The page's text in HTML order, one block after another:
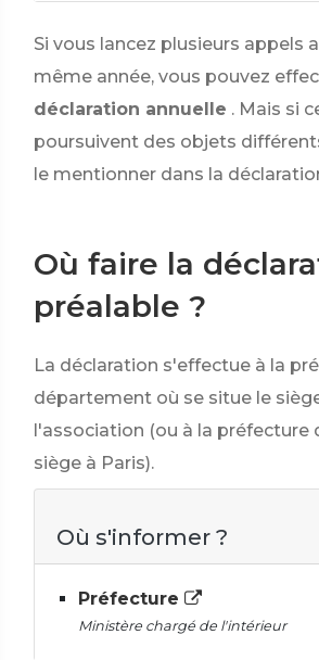
Si vous lancez plusieurs appels
même année, vous pouvez
déclaration annuelle . Mais si
poursuivent des objets
le mentionner dans la
Où faire la
préalable ?
La déclaration s'effectue à la
département où se situe le
l'association (ou à la préfecture
siège à Paris).
Où s'informer ?
Préfecture
Ministère chargé de l'intérieur